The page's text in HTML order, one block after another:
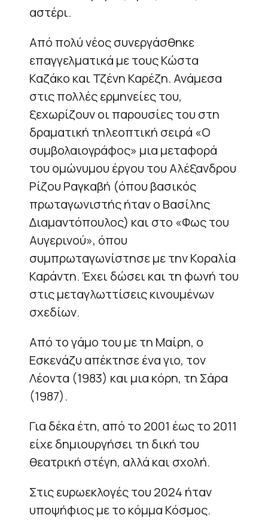
αστέρι.
Από πολύ νέος συνεργάσθηκε
επαγγελματικά με τους Κώστα
Καζάκο και Τζένη Καρέζη. Ανάμεσα
στις πολλές ερμηνείες του,
ξεχωρίζουν οι παρουσίες του στη
δραματική τηλεοπτική σειρά «Ο
συμβολαιογράφος» μια μεταφορά
του ομώνυμου έργου του Αλέξανδρου
Ρίζου Ραγκαβή (όπου βασικός
πρωταγωνιστής ήταν ο Βασίλης
Διαμαντόπουλος) και στο «Φως του
Αυγερινού», όπου
συμπρωταγωνίστησε με την Κοραλία
Καράντη. Έχει δώσει και τη φωνή του
στις μεταγλωττίσεις κινουμένων
σχεδίων.
Από το γάμο του με τη Μαίρη, ο
Εσκενάζυ απέκτησε ένα γιο, τον
Λέοντα (1983) και μια κόρη, τη Σάρα
(1987).
Για δέκα έτη, από το 2001 έως το 2011
είχε δημιουργήσει τη δική του
θεατρική στέγη, αλλά και σχολή.
Στις ευρωεκλογές του 2024 ήταν
υποψήφιος με το κόμμα Κόσμος.